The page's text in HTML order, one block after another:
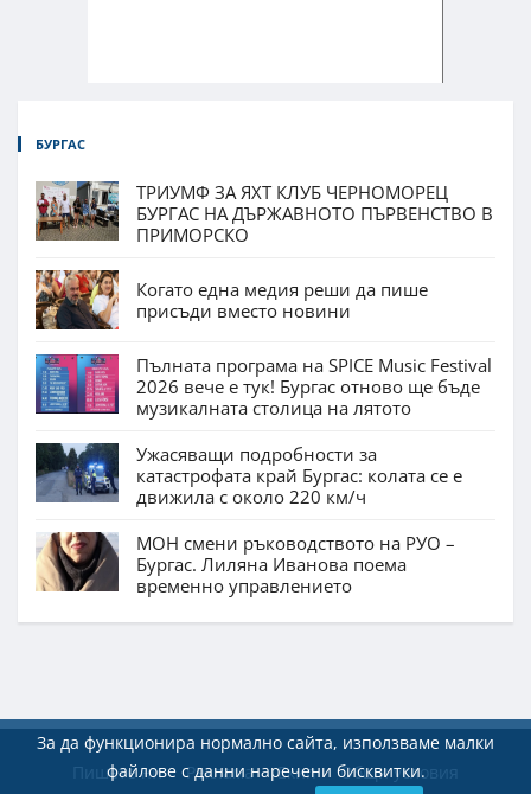
БУРГАС
ТРИУМФ ЗА ЯХТ КЛУБ ЧЕРНОМОРЕЦ
БУРГАС НА ДЪРЖАВНОТО ПЪРВЕНСТВО В
ПРИМОРСКО
Когато една медия реши да пише
присъди вместо новини
Пълната програма на SPICE Music Festival
2026 вече е тук! Бургас отново ще бъде
музикалната столица на лятото
Ужасяващи подробности за
катастрофата край Бургас: колата се е
движила с около 220 км/ч
МОН смени ръководството на РУО –
Бургас. Лиляна Иванова поема
временно управлението
За да функционира нормално сайта, използваме малки
файлове с данни наречени бисквитки.
Пишете ни Реклама Екип Общи условия